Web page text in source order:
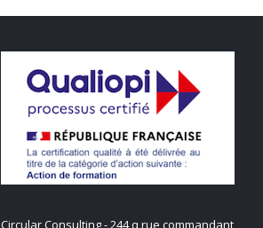
Circular Consulting - 244 q rue commandant